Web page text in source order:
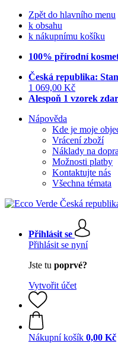
Zpět do hlavního menu
k obsahu
k nákupnímu košíku
100% přírodní
Česká republika:
1 069,00 Kč
Alespoň 1 vzorek
Nápověda
Kde je moje
Vrácení zboží
Náklady na
Možnosti platby
Kontaktujte nás
Všechna témata
Přihlásit se
Přihlásit se nyní
Jste tu poprvé?
Vytvořit účet
Nákupní košík 0,00 Kč